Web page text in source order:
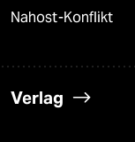
Nahost-Konflikt
Verlag